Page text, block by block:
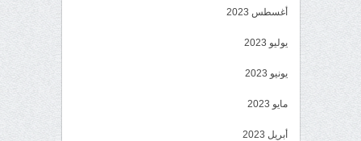
أغسطس 2023
يوليو 2023
يونيو 2023
مايو 2023
أبريل 2023